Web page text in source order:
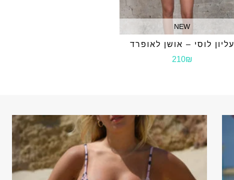
NEW
עליון לוסי – אושן לאופרד
210₪